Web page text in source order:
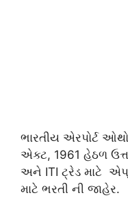
ભારતીય એરપોર્ટ
એક્ટ, 1961 હેઠળ
અને ITI ટ્રેડ માટે
માટે ભરતી ની જાહેર.